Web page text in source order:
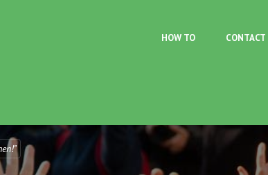
HOW TO CONTACT